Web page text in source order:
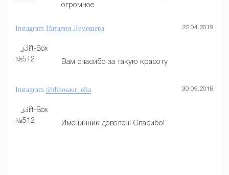
огромное
Instagram Наталия Лемешева 22.04.2019
Вам спасибо за такую красоту
Instagram @dinosaur_elia 30.09.2018
Именинник доволен! Спасибо!